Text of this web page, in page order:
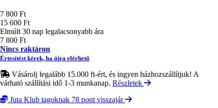
Ár
7 800 Ft
15 600 Ft
Elmúlt 30 nap legalacsonyabb ára
7 800 Ft
Nincs raktáron
Értesítést kérek, ha újra elérhető
Vásárolj legalább 15.000 ft-ért, és ingyen házhozszállítjuk! A
várható szállítási idő 1-3 munkanap. Részletek
Juta Klub tagoknak 78 pont visszajár